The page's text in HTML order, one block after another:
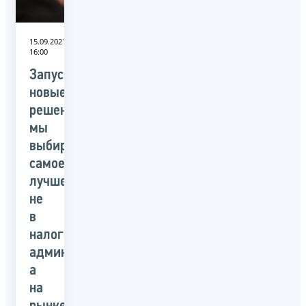
15.09.2021
16:00
Запуская
новые
решения,
мы
выбираем
самое
лучшее
не
в
налоговом
администрировании,
а
на